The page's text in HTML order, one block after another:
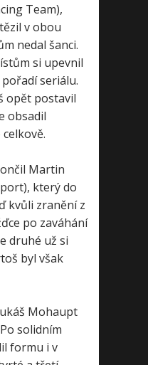
Team),
v obou
nedal šanci.
si upevnil
seriálu.
opět postavil
obsadil
Martin
který do
kvůli zranění z
po zaváhání
druhé už si
byl však
Mohaupt
solidním
formu i v